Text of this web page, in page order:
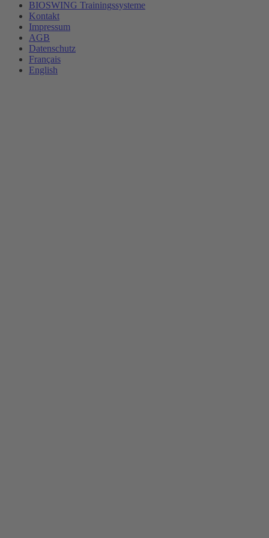
BIOSWING Trainingssysteme
Kontakt
Impressum
AGB
Datenschutz
Français
English